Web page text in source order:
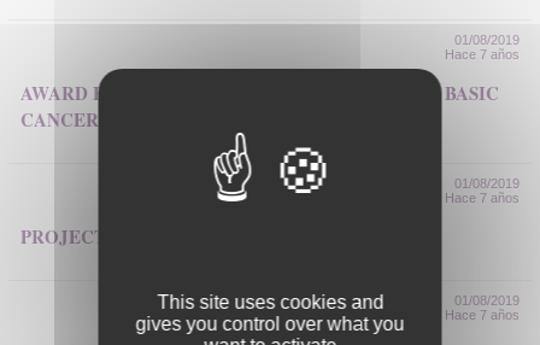
01/08/2019
Hace 7 años
AWARD FOR OUTSTANDING ACHIEVEMENT IN BASIC
CANCER RESEARCH 2019
01/08/2019
Hace 7 años
PROJECT SUPPORT GRANT 2019
01/08/2019
Hace 7 años
This site uses cookies and
gives you control over what you